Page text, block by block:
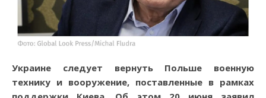
Украине следует вернуть Польше военную
технику и вооружение, поставленные в рамках